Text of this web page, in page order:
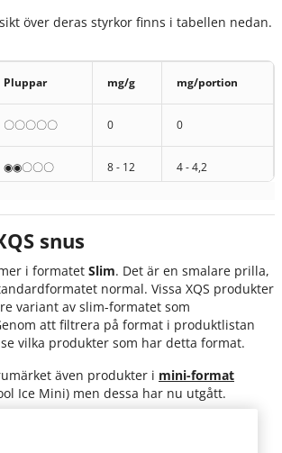
Slim Strong Hallon och lakrits
Blandade frukter
Slim
Strong Banan och mörk choklad
Slim Strong
Strong Äpple och mentol
Cola och lime
6mg Spearmint
över deras styrkor finns i tabellen nedan.
Pluppar mg/g mg/portion
〇〇〇〇〇 0 0
◉◉〇〇〇 8 - 12 4 - 4,2
◉◉◉◉◉〇
◉◉◉◉◉◉ 16 11,2
snus
i formatet Slim. Det är en smalare prilla,
normal. Vissa XQS produkter
variant av slim-formatet som
att filtrera på format i produktlistan
vilka produkter som har detta format.
även produkter i mini-format
Ice Mini) men dessa har nu utgått.